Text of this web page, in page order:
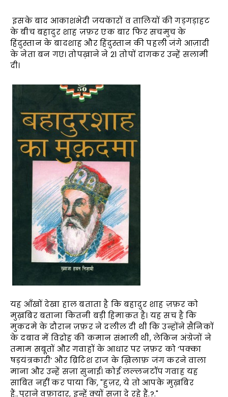
इसके बाद आकाशभेदी जयकारों व तालियों की गड़गड़ाहट
के बीच बहादुर शाह ज़फ़र एक बार फिर सचमुच के
हिंदुस्तान के बादशाह और हिंदुस्तान की पहली जंगे आज़ादी
के नेता बन गए। तोपख़ाने ने 21 तोपों दाग़कर उन्हें सलामी
दी।
यह आँखों देखा हाल बताता है कि बहादुर शाह ज़फ़र को
मुख़बिर बताना कितनी बड़ी हिमाक़त है। यह सच है कि
मुकदमे के दौरान ज़फ़र ने दलील दी थी कि उन्होंने सैनिकों
के दबाव में विद्रोह की कमान संभाली थी, लेकिन अंग्रेजों ने
तमाम सबूतों और गवाहों के आधार पर ज़फ़र को ‘पक्का
षड़यंत्रकारी’ और ब्रिटिश राज के ख़िलाफ़ जंग करने वाला
माना और उन्हें सज़ा सुनाई। कोई लल्लनटॉप गवाह यह
साबित नहीं कर पाया कि, "हुज़र, ये तो आपके मुख़बिर
हैं..पुराने वफ़ादार, इन्हें क्यों सज़ा दे रहे हैं.?."